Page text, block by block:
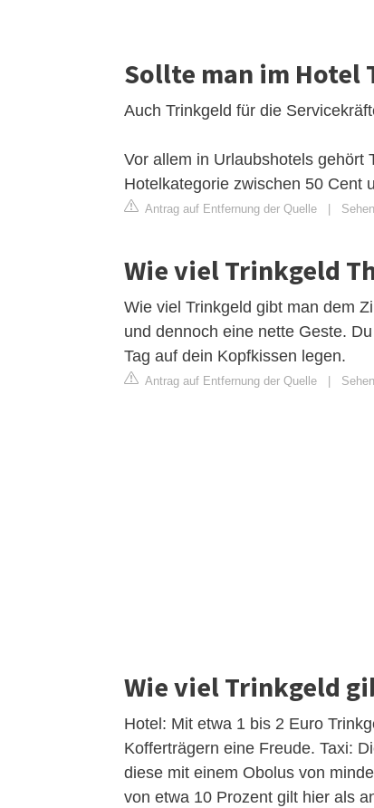
Sollte man im Hotel
Auch Trinkgeld für die
Vor allem in Urlaubshotels gehört
Hotelkategorie zwischen 50 Cent
Antrag auf Entfernung der Quelle
Wie viel Trinkgeld
Wie viel Trinkgeld gibt man dem
und dennoch eine nette Geste.
Tag auf dein Kopfkissen legen.
Antrag auf Entfernung der Quelle
Wie viel Trinkgeld
Hotel: Mit etwa 1 bis 2 Euro
Kofferträgern eine Freude. Taxi:
diese mit einem Obolus von
von etwa 10 Prozent gilt hier als